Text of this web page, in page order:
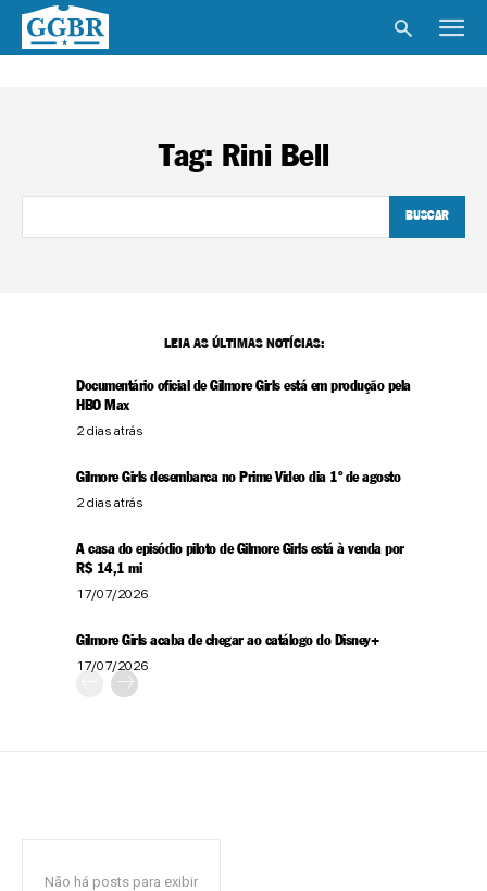
Tag: Rini Bell
BUSCAR
LEIA AS ÚLTIMAS NOTÍCIAS:
Documentário oficial de Gilmore Girls está em produção pela
HBO Max
2 dias atrás
Gilmore Girls desembarca no Prime Video dia 1º de agosto
2 dias atrás
A casa do episódio piloto de Gilmore Girls está à venda por
R$ 14,1 mi
17/07/2026
Gilmore Girls acaba de chegar ao catálogo do Disney+
17/07/2026
Não há posts para exibir